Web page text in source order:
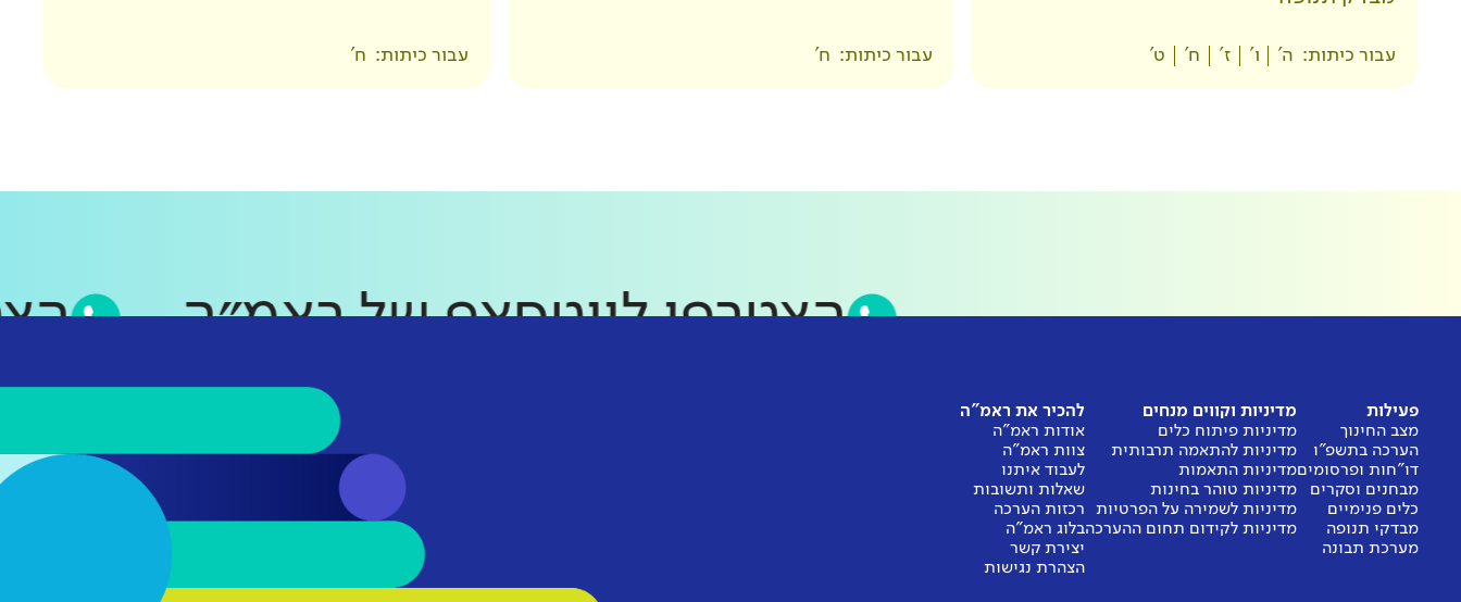
עבור כיתות: ה' ו' ז' ח' ט' עבור כיתות: ח' עבור כיתות: ח'
הצטרפו לווטסאפ של ראמ״ה
פעילות
מצב החינוך
הערכה בתשפ"ו
דו"חות ופרסומים
מבחנים וסקרים
כלים פנימיים
מבדקי תנופה
מערכת תבונה
מדיניות וקווים מנחים
מדיניות פיתוח כלים
מדיניות להתאמה תרבותית
מדיניות התאמות
מדיניות טוהר בחינות
מדיניות לשמירה על הפרטיות
מדיניות לקידום תחום ההערכה
להכיר את ראמ"ה
אודות ראמ"ה
צוות ראמ"ה
לעבוד איתנו
שאלות ותשובות
רכזות הערכה
בלוג ראמ"ה
יצירת קשר
הצהרת נגישות